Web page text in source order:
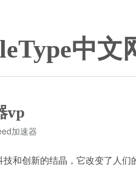
中文
vp
加速器
和创新的结晶，它改变了人们